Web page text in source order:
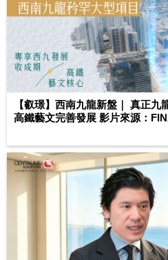
【叡璟】西南九龍新盤｜ 真正九
高鐵藝文完善發展 影片來源：